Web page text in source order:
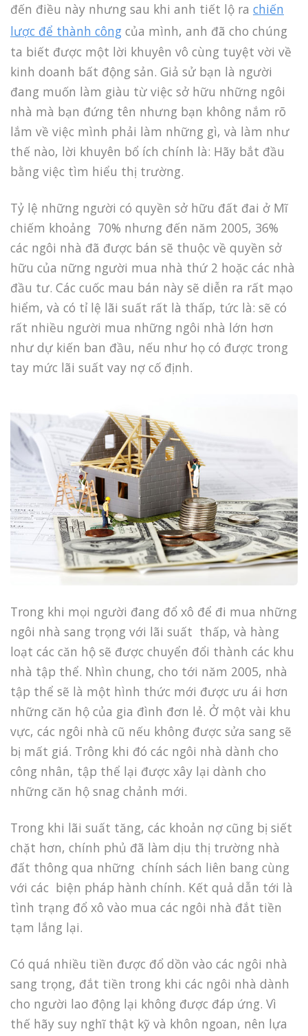
đến điều này nhưng sau khi anh tiết lộ ra chiến
lược để thành công của mình, anh đã cho chúng
ta biết được một lời khuyên vô cùng tuyệt vời về
kinh doanh bất động sản. Giả sử bạn là người
đang muốn làm giàu từ việc sở hữu những ngôi
nhà mà bạn đứng tên nhưng bạn không nắm rõ
lắm về việc mình phải làm những gì, và làm như
thế nào, lời khuyên bổ ích chính là: Hãy bắt đầu
bằng việc tìm hiểu thị trường.
Tỷ lệ những người có quyền sở hữu đất đai ở Mĩ
chiếm khoảng 70% nhưng đến năm 2005, 36%
các ngôi nhà đã được bán sẽ thuộc về quyền sở
hữu của nững người mua nhà thứ 2 hoặc các nhà
đầu tư. Các cuốc mau bán này sẽ diễn ra rất mạo
hiểm, và có tỉ lệ lãi suất rất là thấp, tức là: sẽ có
rất nhiều người mua những ngôi nhà lớn hơn
như dự kiến ban đầu, nếu như họ có được trong
tay mức lãi suất vay nợ cố định.
Trong khi mọi người đang đổ xô để đi mua những
ngôi nhà sang trọng với lãi suất thấp, và hàng
loạt các căn hộ sẽ được chuyển đổi thành các khu
nhà tập thể. Nhìn chung, cho tới năm 2005, nhà
tập thể sẽ là một hình thức mới được ưu ái hơn
những căn hộ của gia đình đơn lẻ. Ở một vài khu
vực, các ngôi nhà cũ nếu không được sửa sang sẽ
bị mất giá. Trông khi đó các ngôi nhà dành cho
công nhân, tập thể lại được xây lại dành cho
những căn hộ snag chảnh mới.
Trong khi lãi suất tăng, các khoản nợ cũng bị siết
chặt hơn, chính phủ đã làm dịu thị trường nhà
đất thông qua những chính sách liên bang cùng
với các biện pháp hành chính. Kết quả dẫn tới là
tình trạng đổ xô vào mua các ngôi nhà đắt tiền
tạm lắng lại.
Có quá nhiều tiền được đổ dồn vào các ngôi nhà
sang trọng, đắt tiền trong khi các ngôi nhà dành
cho người lao động lại không được đáp ứng. Vì
thế hãy suy nghĩ thật kỹ và khôn ngoan, nên lựa